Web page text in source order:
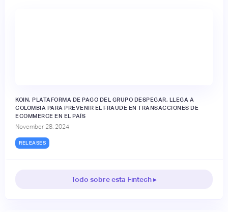
KOIN, PLATAFORMA DE PAGO DEL GRUPO DESPEGAR, LLEGA A
COLOMBIA PARA PREVENIR EL FRAUDE EN TRANSACCIONES DE
ECOMMERCE EN EL PAÍS
November 28, 2024
RELEASES
Todo sobre esta Fintech ▸